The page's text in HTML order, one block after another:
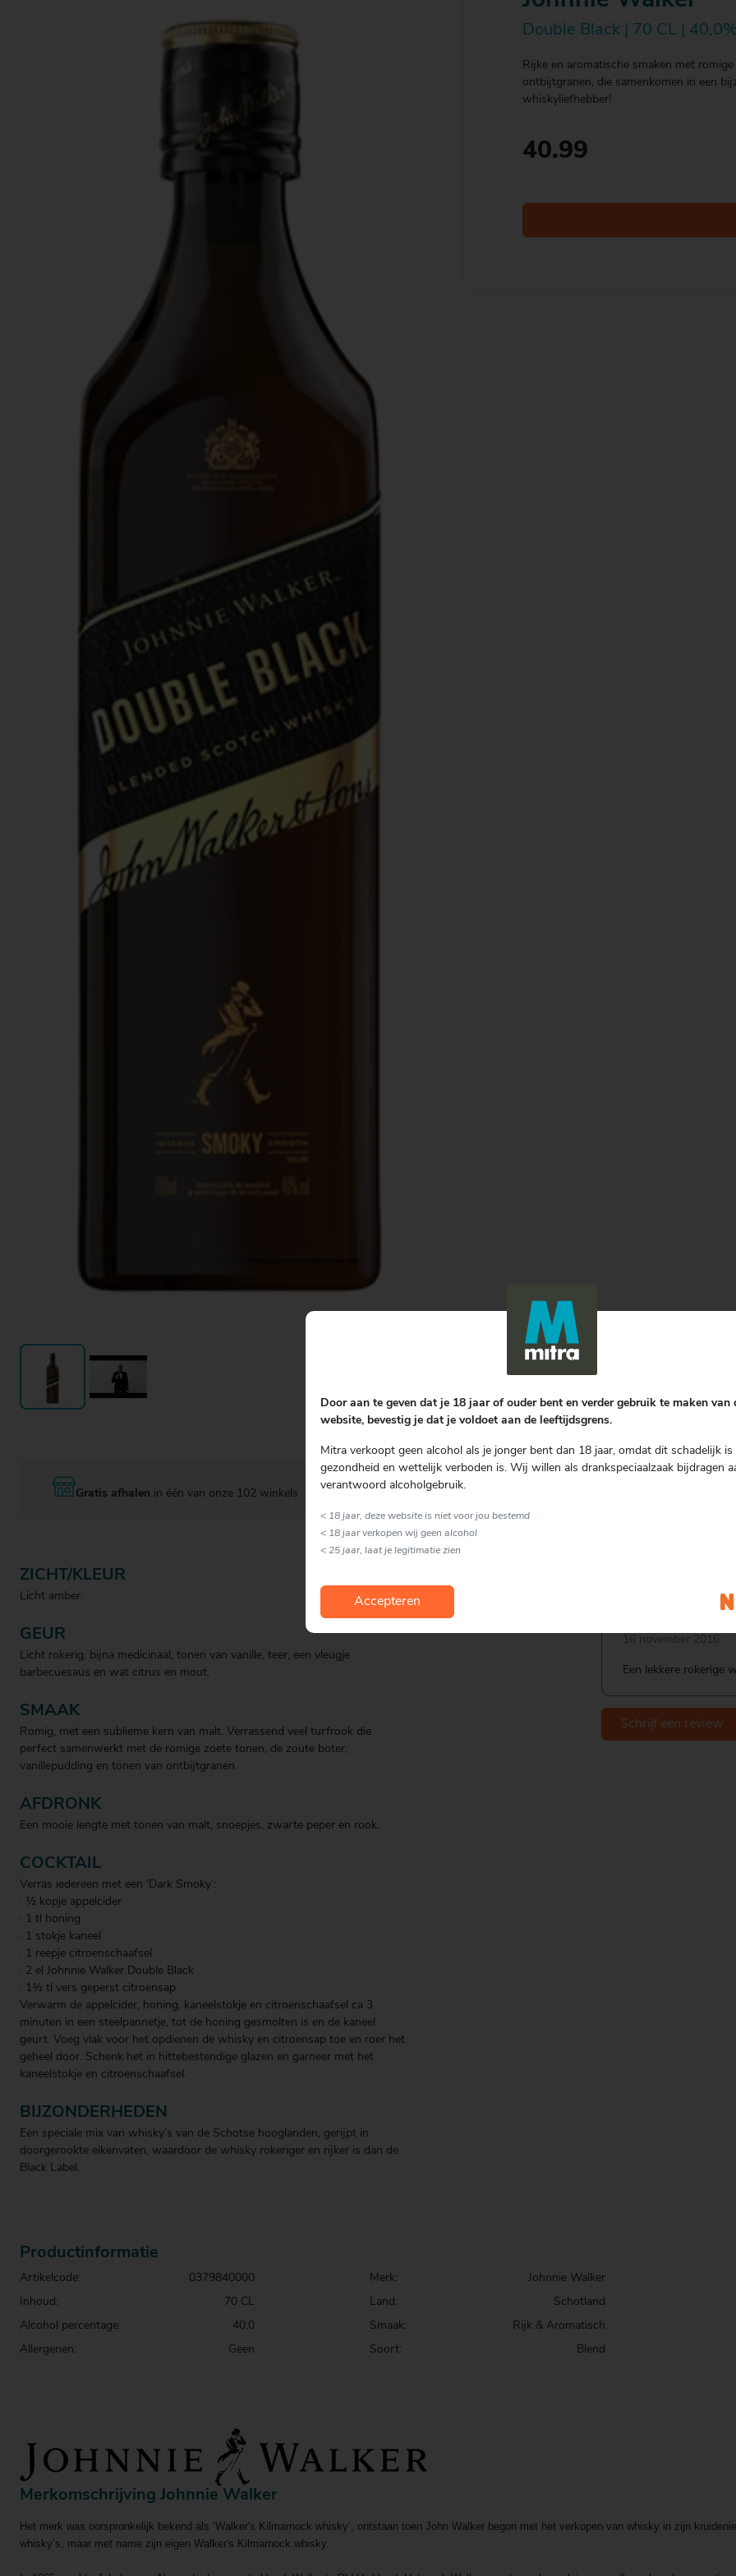
Double Black | 70 CL |
Rijke en aromatische smaken met
ontbijtgranen, die samenkomen in een
whiskyliefhebber!
40.99
Gratis afhalen in één van onze 102 winkels
ZICHT/KLEUR
Licht amber.
GEUR
Licht rokerig, bijna medicinaal, tonen van vanille, teer, een vleugje
barbecuesaus en wat citrus en mout.
SMAAK
Romig, met een sublieme kern van malt. Verrassend veel turfrook die
perfect samenwerkt met de romige zoete tonen, de zoute boter,
vanillepudding en tonen van ontbijtgranen.
AFDRONK
Een mooie lengte met tonen van malt, snoepjes, zwarte peper en rook.
COCKTAIL
Verras iedereen met een ‘Dark Smoky’:
· ½ kopje appelcider
· 1 tl honing
· 1 stokje kaneel
· 1 reepje citroenschaafsel
· 2 el Johnnie Walker Double Black
· 1½ tl vers geperst citroensap
Verwarm de appelcider, honing, kaneelstokje en citroenschaafsel ca 3
minuten in een steelpannetje, tot de honing gesmolten is en de kaneel
geurt. Voeg vlak voor het opdienen de whisky en citroensap toe en roer het
geheel door. Schenk het in hittebestendige glazen en garneer met het
kaneelstokje en citroenschaafsel.
BIJZONDERHEDEN
Een speciale mix van whisky’s van de Schotse hooglanden, gerijpt in
doorgerookte eikenvaten, waardoor de whisky rokeriger en rijker is dan de
Black Label.
16 november 2016
Een lekkere rokerige
Schrijf een review
Productinformatie
Artikelcode:
0379840000
Inhoud:
70 CL
Alcohol percentage:
40,0
Allergenen:
Geen
Merk:
Johnnie Walker
Land:
Schotland
Smaak:
Rijk & Aromatisch
Soort:
Blend
Merkomschrijving Johnnie Walker
Het merk was oorspronkelijk bekend als ‘Walker's Kilmarnock whisky’, ontstaan toen John Walker begon met het verkopen van whisky in zijn
whisky’s, maar met name zijn eigen Walker's Kilmarnock whisky.
Door aan te geven dat je 18 jaar of ouder bent en verder gebruik te maken van
website, bevestig je dat je voldoet aan de leeftijdsgrens.
Mitra verkoopt geen alcohol als je jonger bent dan 18 jaar, omdat dit schadelijk is
gezondheid en wettelijk verboden is. Wij willen als drankspeciaalzaak bijdragen
verantwoord alcoholgebruik.
< 18 jaar, deze website is niet voor jou bestemd
< 18 jaar verkopen wij geen alcohol
< 25 jaar, laat je legitimatie zien
Accepteren